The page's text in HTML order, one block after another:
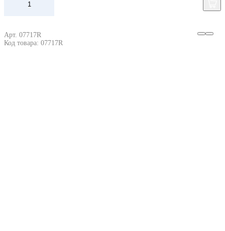
Арт. 07717R
Код товара: 07717R